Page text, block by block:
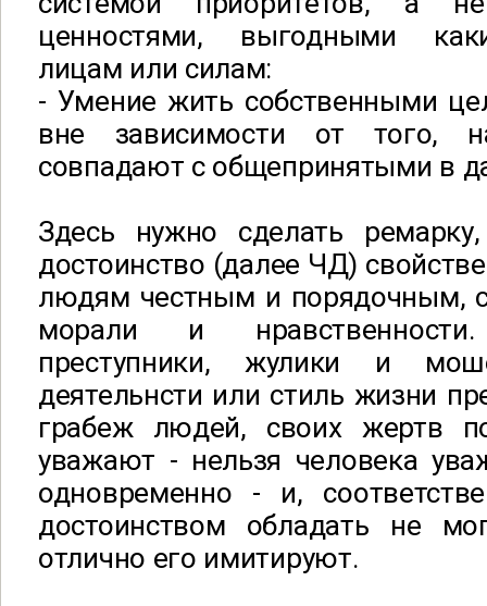
ценностями, выгодными
лицам или силам:
- Умение жить собственными
вне зависимости от того,
совпадают с общепринятыми в
Здесь нужно сделать
достоинство (далее ЧД)
людям честным и порядочным,
морали и
преступники, жулики и
деятельнсти или стиль жизни
грабеж людей, своих жертв
уважают - нельзя человека
одновременно - и,
достоинством обладать не
отлично его имитируют.